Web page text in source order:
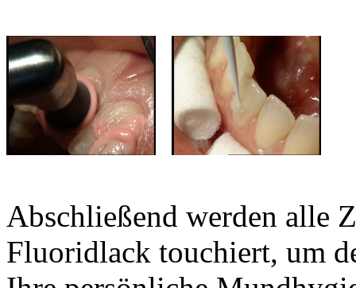
Abschließend werden alle
Fluoridlack touchiert, um